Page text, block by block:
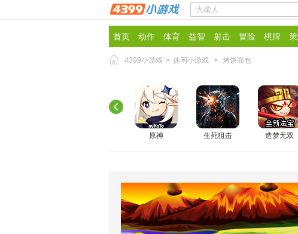
首页 动作 体育 益智 射击 冒险 棋牌
4399小游戏 > 休闲小游戏 > 烤饼面包
原神 生死狙击 造梦无双